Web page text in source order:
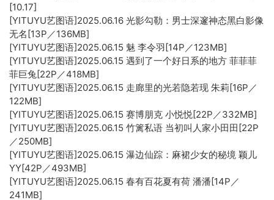
[10.17]
[YITUYU艺图语]2025.06.16 光影勾勒：男士深邃神态黑白影像
无名[13P／136MB]
[YITUYU艺图语]2025.06.15 魅 李令羽[14P／123MB]
[YITUYU艺图语]2025.06.15 遇到了一个好日系的地方 菲菲菲
菲巨兔[22P／418MB]
[YITUYU艺图语]2025.06.15 走廊里的光若隐若现 朱莉[16P／
122MB]
[YITUYU艺图语]2025.06.15 赛博朋克 小悦悦[22P／332MB]
[YITUYU艺图语]2025.06.15 竹篱私语 当初叫人家小田田[22P
／250MB]
[YITUYU艺图语]2025.06.15 瀑边仙踪：麻裙少女的秘境 颖儿
YY[42P／493MB]
[YITUYU艺图语]2025.06.15 春有百花夏有荷 潘潘[14P／
241MB]